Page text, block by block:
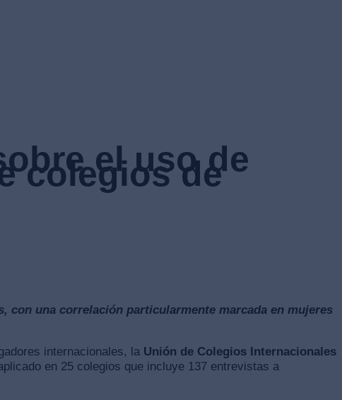
el uso de
colegios de
con una correlación particularmente marcada en mujeres
internacionales, la Unión de Colegios Internacionales
en 25 colegios que incluye 137 entrevistas a